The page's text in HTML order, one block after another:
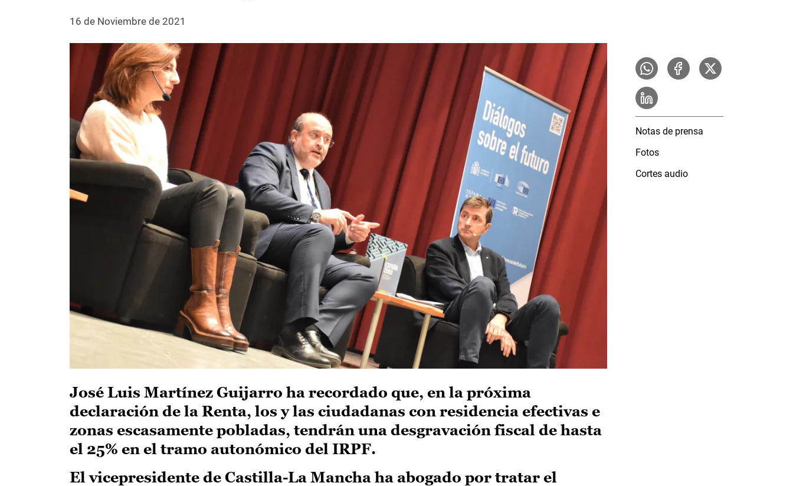
16 de Noviembre de 2021
José Luis Martínez Guijarro ha recordado que, en la próxima
declaración de la Renta, los y las ciudadanas con residencia efectivas e
zonas escasamente pobladas, tendrán una desgravación fiscal de hasta
el 25% en el tramo autonómico del IRPF.
El vicepresidente de Castilla-La Mancha ha abogado por tratar el
Notas de prensa
Fotos
Cortes audio